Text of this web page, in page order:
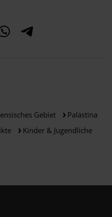
Gebiet
Palästina
Kinder & Jugendliche